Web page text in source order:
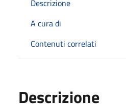
Descrizione
A cura di
Contenuti correlati
Descrizione